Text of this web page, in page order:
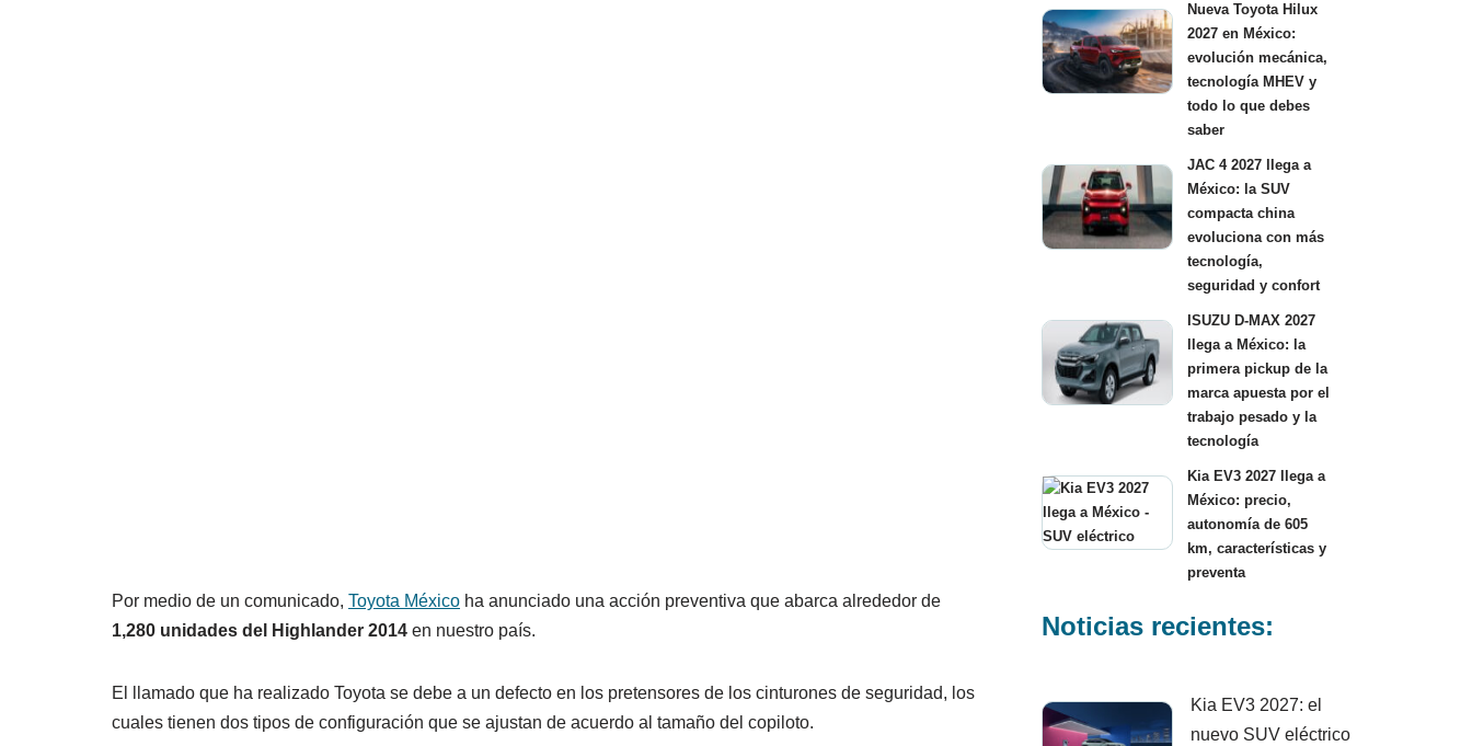
Por medio de un comunicado, Toyota México ha anunciado una acción preventiva que abarca alrededor de
1,280 unidades del Highlander 2014 en nuestro país.
El llamado que ha realizado Toyota se debe a un defecto en los pretensores de los cinturones de seguridad, los
cuales tienen dos tipos de configuración que se ajustan de acuerdo al tamaño del copiloto.
Nueva Toyota Hilux
2027 en México:
evolución mecánica,
tecnología MHEV y
todo lo que debes
saber
JAC 4 2027 llega a
México: la SUV
compacta china
evoluciona con más
tecnología,
seguridad y confort
ISUZU D-MAX 2027
llega a México: la
primera pickup de la
marca apuesta por el
trabajo pesado y la
tecnología
Kia EV3 2027 llega a
México: precio,
autonomía de 605
km, características y
preventa
Noticias recientes:
Kia EV3 2027: el
nuevo SUV eléctrico